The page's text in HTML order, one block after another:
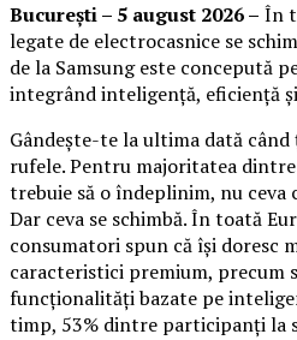
București – 5 august 2026 – În
legate de electrocasnice se
de la Samsung este concepută
integrând inteligență, eficiență
Gândește-te la ultima dată
rufele. Pentru majoritatea
trebuie să o îndeplinim, nu ceva
Dar ceva se schimbă. În toată
consumatori spun că își doresc
caracteristici premium, precum
funcționalități bazate pe
timp, 53% dintre participanți la